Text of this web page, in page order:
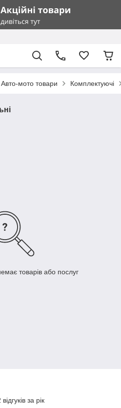
Авто-мото товари Комплектуючі
товарів або послуг
за рік